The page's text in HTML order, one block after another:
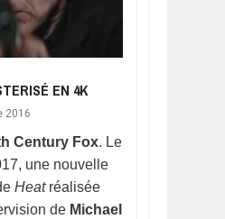
EN 4K
2016
Century Fox. Le
une nouvelle
Heat réalisée
de Michael